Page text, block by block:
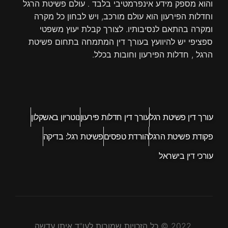
והוא מספק מידע אינפרמטיבי בלבד . עולם פשיטת הרגל
וחדלות הפירעון הוא עולם מורכב, ויש לבחון כל מקרה
ומקרה בהתאם לנסיבותיו. לצורך קבלת יעוץ משפטי
ספציפי יש להיוועץ בעורך דין המתמחה בתחום פשיטת
הרגל , חדלות הפירעון וחובות בכלל.
עורך דין פשיטת רגלעורך דין חדלות פירעוןנוטריון באשקלון
פקודת פשיטת הרגלהורדת טפסיםפשיטת רגל: בדיקה
עורכי דין בישראל